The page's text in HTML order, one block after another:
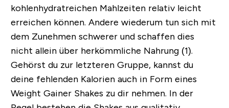
kohlenhydratreichen Mahlzeiten relativ leicht
erreichen können. Andere wiederum tun sich mit
dem Zunehmen schwerer und schaffen dies
nicht allein über herkömmliche Nahrung (1).
Gehörst du zur letzteren Gruppe, kannst du
deine fehlenden Kalorien auch in Form eines
Weight Gainer Shakes zu dir nehmen. In der